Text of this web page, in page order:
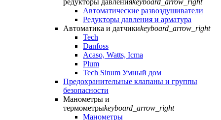
редукторы давленияkeyboard_arrow_right
Автоматические развоздушиватели
Редукторы давления и арматура
Автоматика и датчикиkeyboard_arrow_right
Tech
Danfoss
Acaso, Watts, Icma
Plum
Tech Sinum Умный дом
Предохранительные клапаны и группы
безопасности
Манометры и
термометрыkeyboard_arrow_right
Манометры